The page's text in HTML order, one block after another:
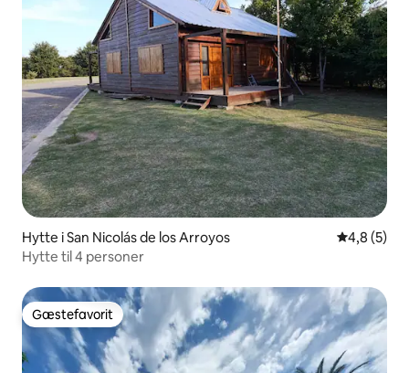
Hytte i San Nicolás de los Arroyos 4,8 ud af 5
4,8 (5)
Hytte til 4 personer
Gæstefavorit
Gæstefavorit